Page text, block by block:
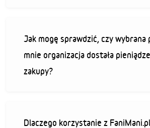
Jak mogę sprawdzić, czy wybrana
mnie organizacja dostała
zakupy?
Dlaczego korzystanie z